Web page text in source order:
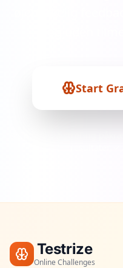
Start
Testrize
Online Challenges